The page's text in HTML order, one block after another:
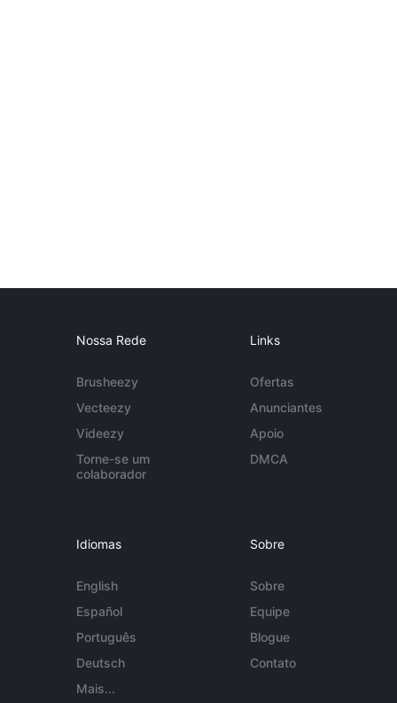
Nossa Rede
Brusheezy
Vecteezy
Videezy
Torne-se um
colaborador
Links
Ofertas
Anunciantes
Apoio
DMCA
Idiomas
English
Español
Português
Deutsch
Mais...
Sobre
Sobre
Equipe
Blogue
Contato